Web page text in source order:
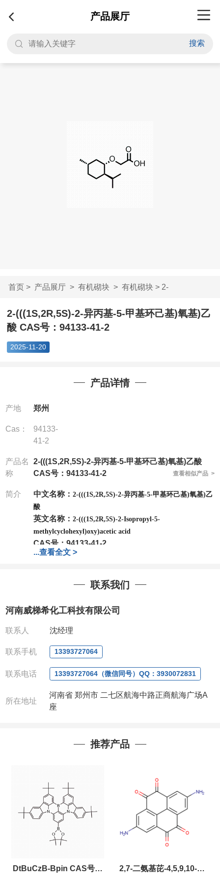
产品展厅
搜索
首页> 产品展厅> 有机砌块> 有机砌块> 2-
(((1S,2R,5S)-2-异丙基-5-甲...
2-(((1S,2R,5S)-2-异丙基-5-甲基环己基)氧基)乙
酸 CAS号：94133-41-2
2025-11-20
产品详情
产地 郑州
Cas：
94133-
41-2
产品名
称
2-(((1S,2R,5S)-2-异丙基-5-甲基环己基)氧基)乙酸
CAS号：94133-41-2
查看相似产品 >
简介 中文名称： 2-(((1S,2R,5S)-2-异丙基-5-甲基环己基)氧基)乙
酸
英文名称： 2-(((1S,2R,5S)-2-Isopropyl-5-
methylcyclohexyl)oxy)acetic acid
CAS号： 94133-41-2
分子式：C12H22O3
1Mg ; 5Mg;10Mg ;100Mg;250Mg ;500Mg
;1g;2.5g ;5g ;10g可根据客户需求进行分装
作中有用到的试剂,欢迎前来询购
全额退款,并承担所有运费。
QQ:3930072831
联系人: 沈晓东(欢迎致电,或QQ、微信联系)
...查看全文 >
联系我们
河南威梯希化工科技有限公司
联系人 沈经理
联系手机 13393727064
联系电话 13393727064（微信同号）QQ：3930072831
所在地址
河南省 郑州市 二七区航海中路正商航海广场A
座
推荐产品
DtBuCzB-Bpin CAS号： 2,7-二氨基芘-4,5,9,10-四